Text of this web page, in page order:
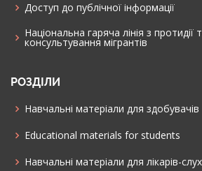
Доступ до публічної інформації
Національна гаряча лінія з протидії
консультування мiгрантiв
РОЗДІЛИ
Навчальні матеріали для здобувачів
Educational materials for students
Навчальні матеріали для лікарів-